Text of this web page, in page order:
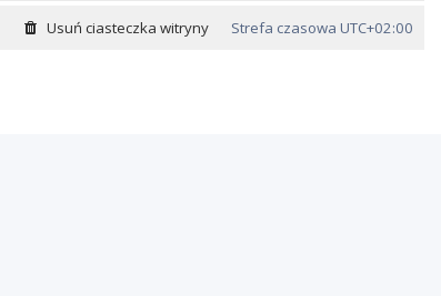
Strefa czasowa UTC+02:00
Usuń ciasteczka witryny